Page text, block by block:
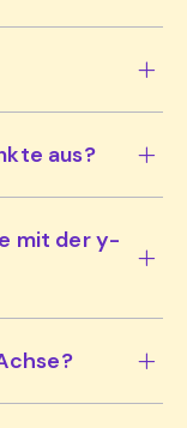
aus?
mit der y-